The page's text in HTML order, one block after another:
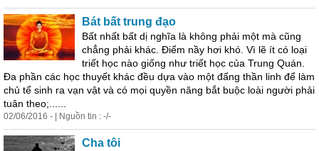
Bát bất trung đạo
Bất nhất bất dị nghĩa là không phải một mà cũng
chẳng phải khác. Điểm nầy hơi khó. Vì lẽ ít có loại
triết học nào giống như triết học của Trung Quán.
Đa phần các học thuyết khác đều dựa vào một đấng thần linh để làm
chủ tể sinh ra vạn vật và có mọi quyền năng bắt buộc loài người phải
tuân theo;......
02/06/2016 - | Nguồn tin : -/-
Cha tôi